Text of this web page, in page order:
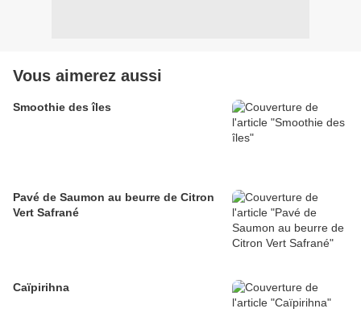
Vous aimerez aussi
Smoothie des îles
Pavé de Saumon au beurre de Citron
Vert Safrané
Caïpirihna